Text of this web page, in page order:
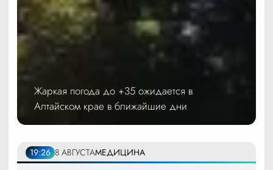
Жаркая погода до +35 ожидается в
Алтайском крае в ближайшие дни
19:26 8 АВГУСТАМЕДИЦИНА